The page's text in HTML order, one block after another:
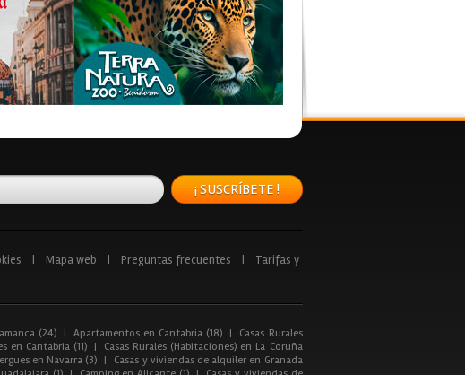
¡ SUSCRÍBETE !
Mapa web Preguntas frecuentes
Tarifas y
(24) | Apartamentos en Cantabria (18) |
Casas Rurales
en Cantabria (11) |
Casas Rurales (Habitaciones) en La Coruña
en Navarra (3) |
Casas y viviendas de alquiler en Granada